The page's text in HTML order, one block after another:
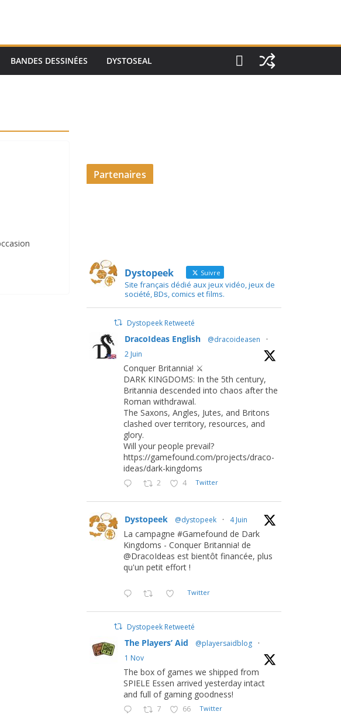
BANDES DESSINÉES DYSTOSEAL
Partenaires
Dystopeek Suivre
Site français dédié aux jeux vidéo, jeux de
société, BDs, comics et films.
Dystopeek Retweeté
DracoIdeas English @dracoideasen
·
2 Juin
Conquer Britannia! ⚔️
DARK KINGDOMS: In the 5th century,
Britannia descended into chaos after the
Roman withdrawal.
The Saxons, Angles, Jutes, and Britons
clashed over territory, resources, and
glory.
Will your people prevail?
https://gamefound.com/projects/draco-
ideas/dark-kingdoms
2 4 Twitter
Dystopeek @dystopeek · 4 Juin
La campagne #Gamefound de Dark
Kingdoms - Conquer Britannia! de
@DracoIdeas est bientôt financée, plus
qu'un petit effort !
Twitter
Dystopeek Retweeté
The Players’ Aid @playersaidblog
·
1 Nov
The box of games we shipped from
SPIELE Essen arrived yesterday intact
and full of gaming goodness!
7 66 Twitter